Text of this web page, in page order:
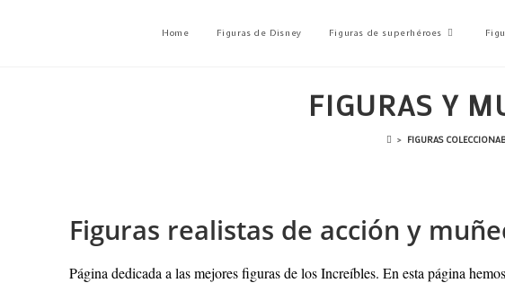
Home Figuras de Disney Figuras de superhéroes
FIGURAS Y
> FIGURAS
Figuras realistas de acción y
Página dedicada a las mejores figuras de los Increíbles. En esta página